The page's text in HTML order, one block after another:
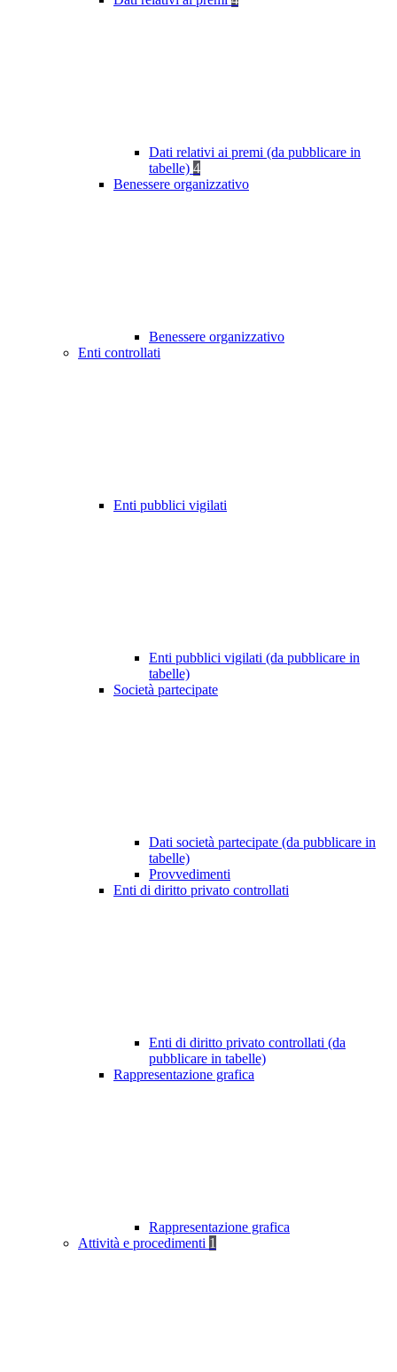
Dati relativi ai premi (da pubblicare in
tabelle) 4
Benessere organizzativo
Benessere organizzativo
Enti controllati
Enti pubblici vigilati
Enti pubblici vigilati (da pubblicare in
tabelle)
Società partecipate
Dati società partecipate (da pubblicare in
tabelle)
Provvedimenti
Enti di diritto privato controllati
Enti di diritto privato controllati (da
pubblicare in tabelle)
Rappresentazione grafica
Rappresentazione grafica
Attività e procedimenti 1